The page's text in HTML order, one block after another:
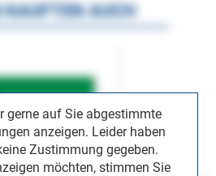
gerne auf Sie abgestimmte
anzeigen. Leider haben
Zustimmung gegeben.
möchten, stimmen Sie
KAUFTEN AUCH